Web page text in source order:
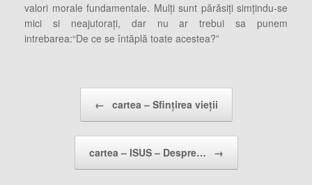
valori morale fundamentale. Mulţi sunt părăsiţi simţindu-se
mici si neajutoraţi, dar nu ar trebui sa punem
intrebarea:“De ce se întăplă toate acestea?”
← cartea – Sfințirea vieții
cartea – ISUS – Despre… →